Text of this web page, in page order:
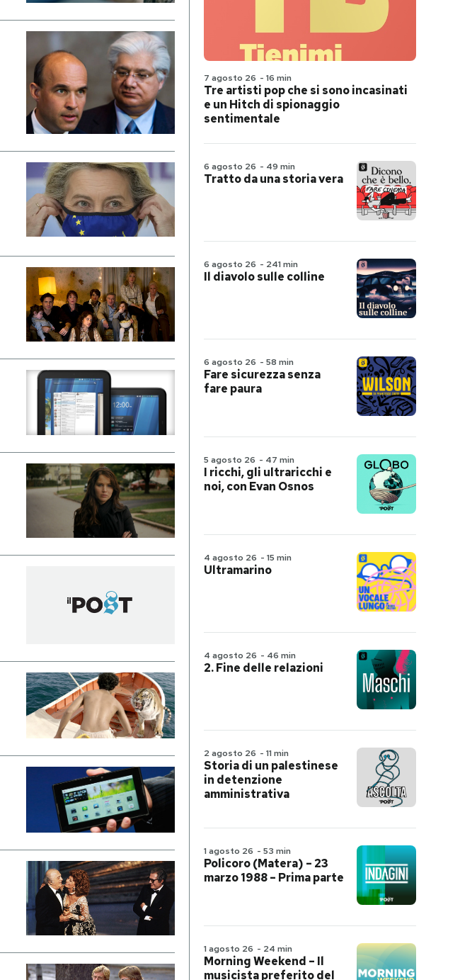
7 agosto 26 - 16 min
Tre artisti pop che si sono incasinati
e un Hitch di spionaggio
sentimentale
6 agosto 26 - 49 min
Tratto da una storia vera
6 agosto 26 - 241 min
Il diavolo sulle colline
6 agosto 26 - 58 min
Fare sicurezza senza
fare paura
5 agosto 26 - 47 min
I ricchi, gli ultraricchi e
noi, con Evan Osnos
4 agosto 26 - 15 min
Ultramarino
4 agosto 26 - 46 min
2. Fine delle relazioni
2 agosto 26 - 11 min
Storia di un palestinese
in detenzione
amministrativa
1 agosto 26 - 53 min
Policoro (Matera) – 23
marzo 1988 – Prima parte
1 agosto 26 - 24 min
Morning Weekend – Il
musicista preferito del